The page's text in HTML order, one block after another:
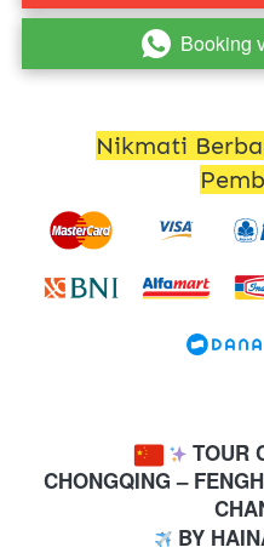
` Booking
Nikmati
TOUR
CHONGQING –
BY